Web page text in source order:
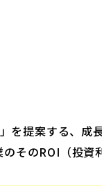
」を提案する、成
のROI（投資